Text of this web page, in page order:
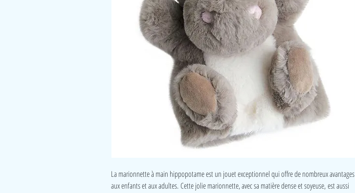
La marionnette à main hippopotame est un jouet exceptionnel qui offre de nombreux avantages
aux enfants et aux adultes. Cette jolie marionnette, avec sa matière dense et soyeuse, est aussi